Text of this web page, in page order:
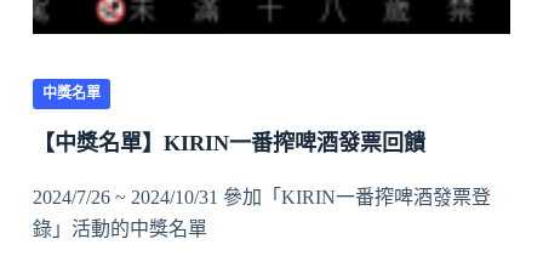
中獎名單
【中獎名單】KIRIN一番搾啤酒發票回饋
2024/7/26 ~ 2024/10/31 參加「KIRIN一番搾啤酒發票登
錄」活動的中獎名單